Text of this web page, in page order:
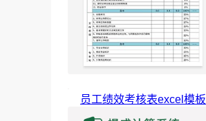
员工绩效考核表excel模板